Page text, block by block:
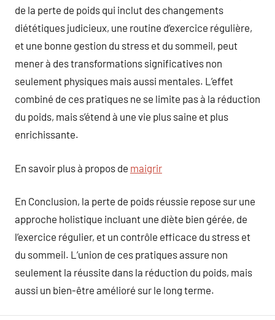
de la perte de poids qui inclut des changements
diététiques judicieux, une routine d’exercice régulière,
et une bonne gestion du stress et du sommeil, peut
mener à des transformations significatives non
seulement physiques mais aussi mentales. L’effet
combiné de ces pratiques ne se limite pas à la réduction
du poids, mais s’étend à une vie plus saine et plus
enrichissante.
En savoir plus à propos de maigrir
En Conclusion, la perte de poids réussie repose sur une
approche holistique incluant une diète bien gérée, de
l’exercice régulier, et un contrôle efficace du stress et
du sommeil. L’union de ces pratiques assure non
seulement la réussite dans la réduction du poids, mais
aussi un bien-être amélioré sur le long terme.